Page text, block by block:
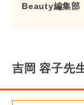
Beauty編集部
吉岡 容子先